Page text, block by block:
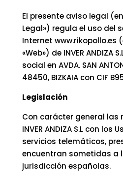
El presente aviso legal
Legal») regula el uso del
Internet www.rikopollo.es
«Web») de INVER ANDIZA
social en AVDA. SAN
48450, BIZKAIA con CIF
Legislación
Con carácter general las
INVER ANDIZA S.L con los
servicios telemáticos,
encuentran sometidas a
jurisdicción españolas.